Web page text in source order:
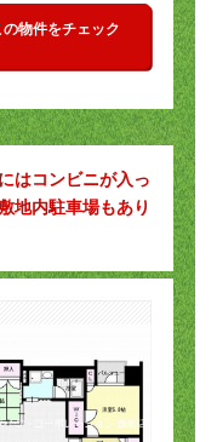
の物件をチェック
はコンビニが入っ
地内駐車場もあり